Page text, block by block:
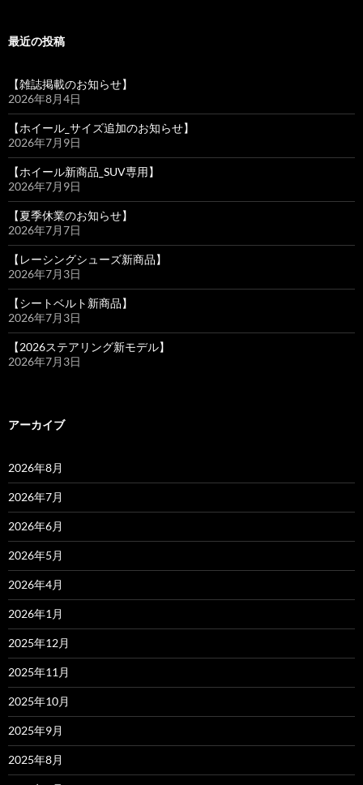
最近の投稿
【雑誌掲載のお知らせ】
2026年8月4日
【ホイール_サイズ追加のお知らせ】
2026年7月9日
【ホイール新商品_SUV専用】
2026年7月9日
【夏季休業のお知らせ】
2026年7月7日
【レーシングシューズ新商品】
2026年7月3日
【シートベルト新商品】
2026年7月3日
【2026ステアリング新モデル】
2026年7月3日
アーカイブ
2026年8月
2026年7月
2026年6月
2026年5月
2026年4月
2026年1月
2025年12月
2025年11月
2025年10月
2025年9月
2025年8月